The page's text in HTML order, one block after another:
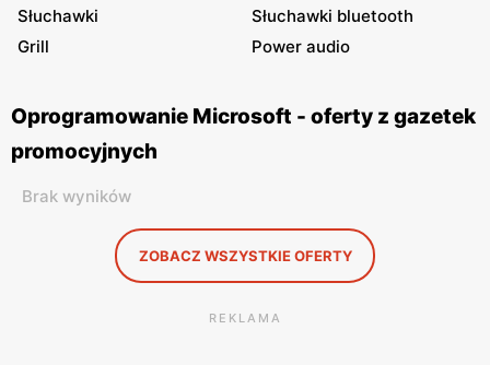
Słuchawki
Słuchawki bluetooth
Grill
Power audio
Oprogramowanie Microsoft - oferty z gazetek
promocyjnych
Brak wyników
ZOBACZ WSZYSTKIE OFERTY
REKLAMA